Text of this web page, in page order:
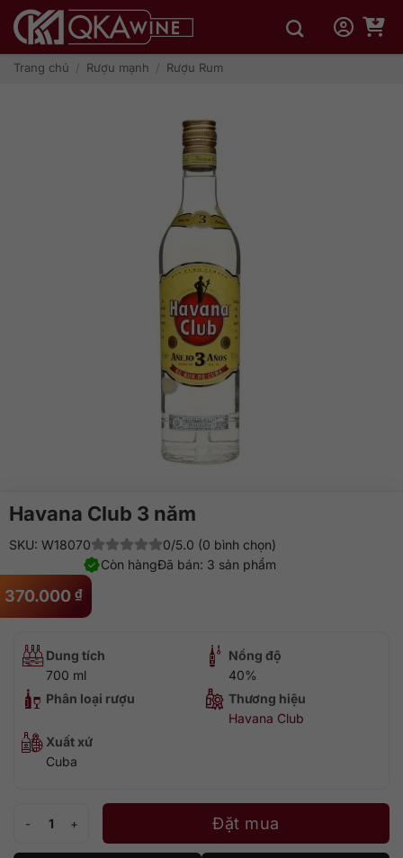
qua
dungTrang chủ / Rượu mạnh / Rượu Rum
Havana Club 3 năm
370.000 ₫
SKU: W18070
0/5.0 (0 bình chọn)
Đã bán: 3 sản phẩm
Còn hàng
Dung tích
700 ml
Nồng độ
40%
Phân loại rượu
Thương hiệu
Havana Club
Xuất xứ
Cuba
Đặt mua